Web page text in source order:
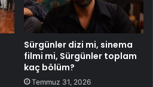
Sürgünler dizi mi, sinema
filmi mi, Sürgünler toplam
kaç bölüm?
Temmuz 31, 2026